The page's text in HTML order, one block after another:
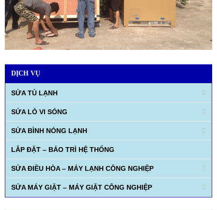
DỊCH VỤ
SỬA TỦ LẠNH
SỬA LÒ VI SÓNG
SỬA BÌNH NÓNG LẠNH
LẮP ĐẶT – BẢO TRÌ HỆ THỐNG
SỬA ĐIỀU HÒA – MÁY LẠNH CÔNG NGHIỆP
SỬA MÁY GIẶT – MÁY GIẶT CÔNG NGHIỆP